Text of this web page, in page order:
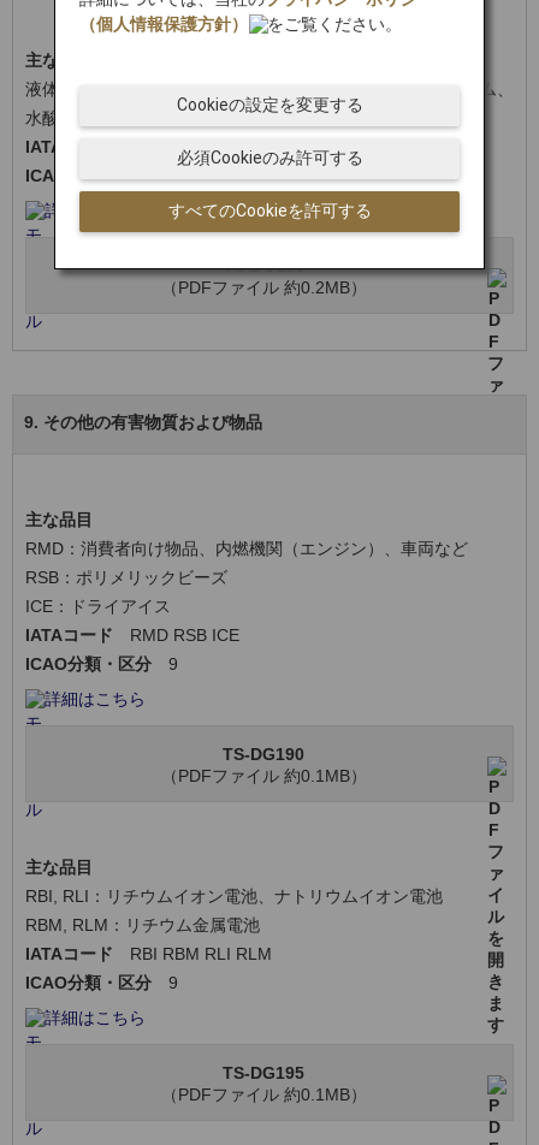
主な品目
液体バッテリー、水銀、硫酸、塩酸、酢酸、水酸化ナトリウム、
水酸化カリウム、ガリウムなど
IATAコード
ICAO分類・区分
8
詳細はこちら
TS-DG180
（PDFファイル 約0.2MB）
9. その他の有害物質および物品
主な品目
RMD：消費者向け物品、内燃機関（エンジン）、車両など
RSB：ポリメリックビーズ
ICE：ドライアイス
IATAコード RMD RSB ICE
ICAO分類・区分
9
詳細はこちら
TS-DG190
（PDFファイル 約0.1MB）
主な品目
RBI, RLI：リチウムイオン電池、ナトリウムイオン電池
RBM, RLM：リチウム金属電池
IATAコード RBI RBM RLI RLM
ICAO分類・区分
9
詳細はこちら
TS-DG195
（PDFファイル 約0.1MB）
（個人情報保護方針）
をご覧ください。
すべてのCookieを許可する
必須Cookieのみ許可する
Cookieの設定を変更する